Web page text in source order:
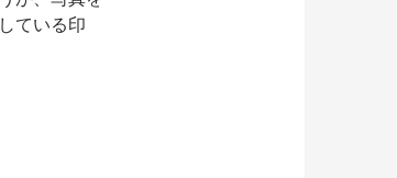
ている印